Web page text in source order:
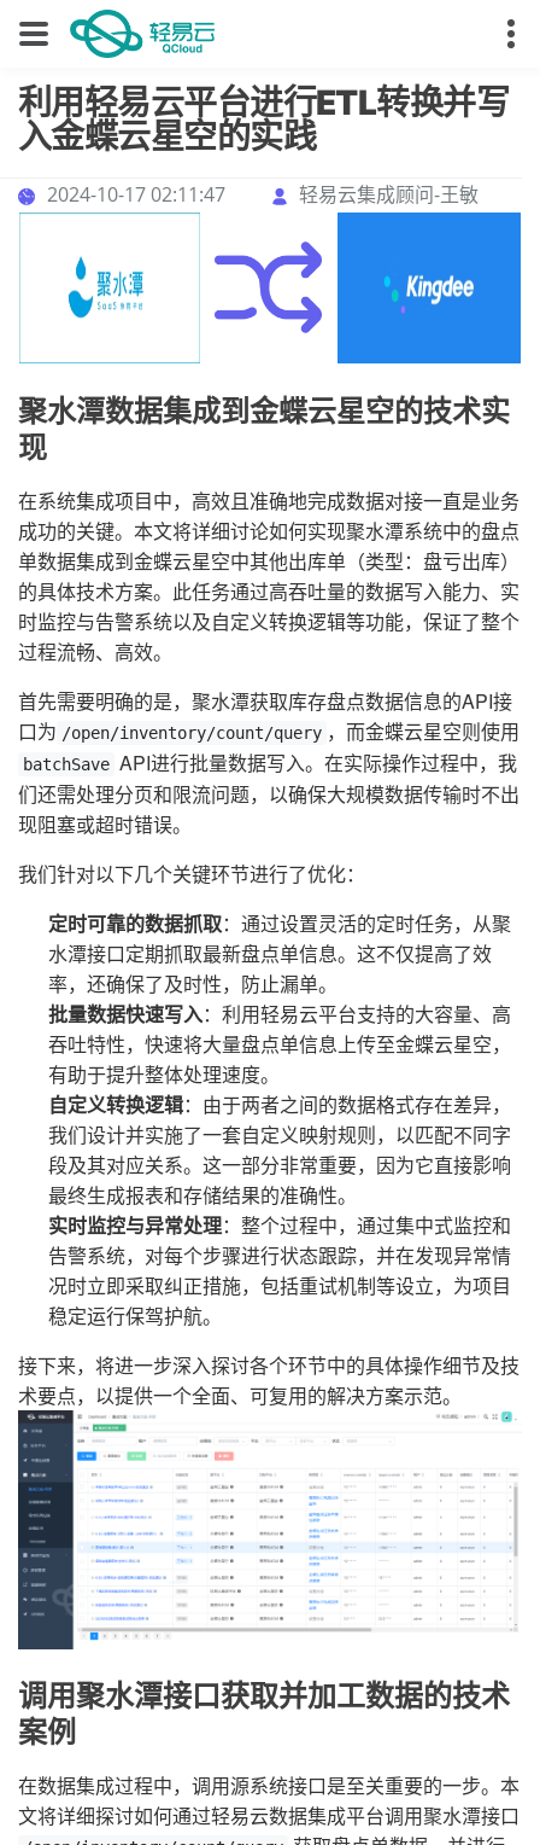
利用轻易云平台进行ETL转换并写
入金蝶云星空的实践
2024-10-17 02:11:47 轻易云集成顾问-王敏
聚水潭数据集成到金蝶云星空的技术实
现
在系统集成项目中，高效且准确地完成数据对接一直是业务
成功的关键。本文将详细讨论如何实现聚水潭系统中的盘点
单数据集成到金蝶云星空中其他出库单（类型：盘亏出库）
的具体技术方案。此任务通过高吞吐量的数据写入能力、实
时监控与告警系统以及自定义转换逻辑等功能，保证了整个
过程流畅、高效。
首先需要明确的是，聚水潭获取库存盘点数据信息的API接
口为 /open/inventory/count/query ，而金蝶云星空则使用
batchSave API进行批量数据写入。在实际操作过程中，我
们还需处理分页和限流问题，以确保大规模数据传输时不出
现阻塞或超时错误。
我们针对以下几个关键环节进行了优化：
定时可靠的数据抓取：通过设置灵活的定时任务，从聚
水潭接口定期抓取最新盘点单信息。这不仅提高了效
率，还确保了及时性，防止漏单。
批量数据快速写入：利用轻易云平台支持的大容量、高
吞吐特性，快速将大量盘点单信息上传至金蝶云星空，
有助于提升整体处理速度。
自定义转换逻辑：由于两者之间的数据格式存在差异，
我们设计并实施了一套自定义映射规则，以匹配不同字
段及其对应关系。这一部分非常重要，因为它直接影响
最终生成报表和存储结果的准确性。
实时监控与异常处理：整个过程中，通过集中式监控和
告警系统，对每个步骤进行状态跟踪，并在发现异常情
况时立即采取纠正措施，包括重试机制等设立，为项目
稳定运行保驾护航。
接下来，将进一步深入探讨各个环节中的具体操作细节及技
术要点，以提供一个全面、可复用的解决方案示范。
调用聚水潭接口获取并加工数据的技术
案例
在数据集成过程中，调用源系统接口是至关重要的一步。本
文将详细探讨如何通过轻易云数据集成平台调用聚水潭接口